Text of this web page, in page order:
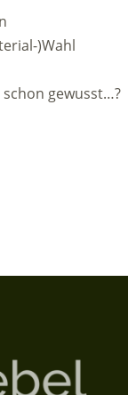
)Wahl
gewusst…?